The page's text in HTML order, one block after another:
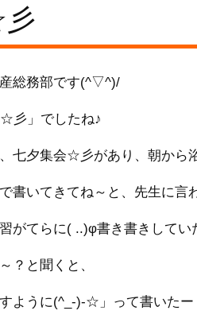
総務部です(^▽^)/
彡」でしたね♪
七夕集会☆彡があり、朝から
書いてきてね～と、先生に言
がてらに( ..)φ書き書きしてい
？と聞くと、
ように(^_-)-☆」って書いたー